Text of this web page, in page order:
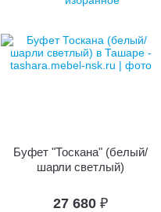
Буфет "Тоскана" (белый/
шарли светлый)
27 680 ₽